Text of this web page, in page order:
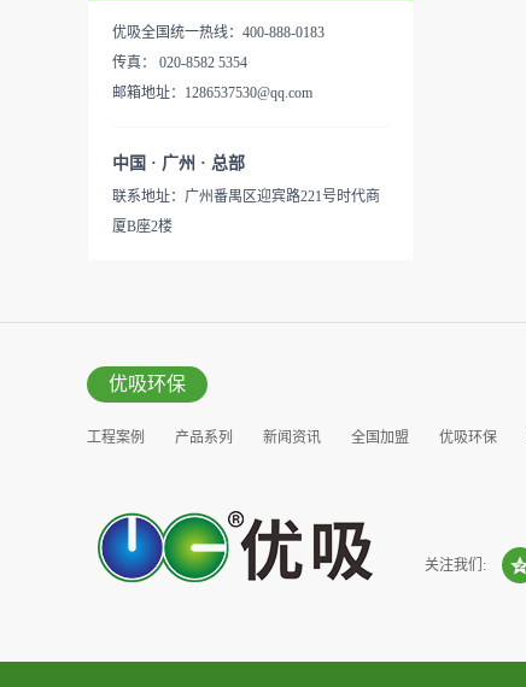
用。放在车里不仅能装饰更能
的研发出治理甲醛的产品，而
我们的“醛博士”就担此重任。
产
吸附性，广泛应用于生产、生
活中。主要功能：吸附异味应
用范围：汽车、冰箱、食品
优吸全国统一热线：400-888-0183
传真： 020-8582 5354
邮箱地址：1286537530@qq.com
中国 · 广州 · 总部
联系地址：广州番禺区迎宾路221号时代商
厦B座2楼
优吸环保
工程案例 产品系列 新闻资讯 全国加盟 优吸环保
关注我们: